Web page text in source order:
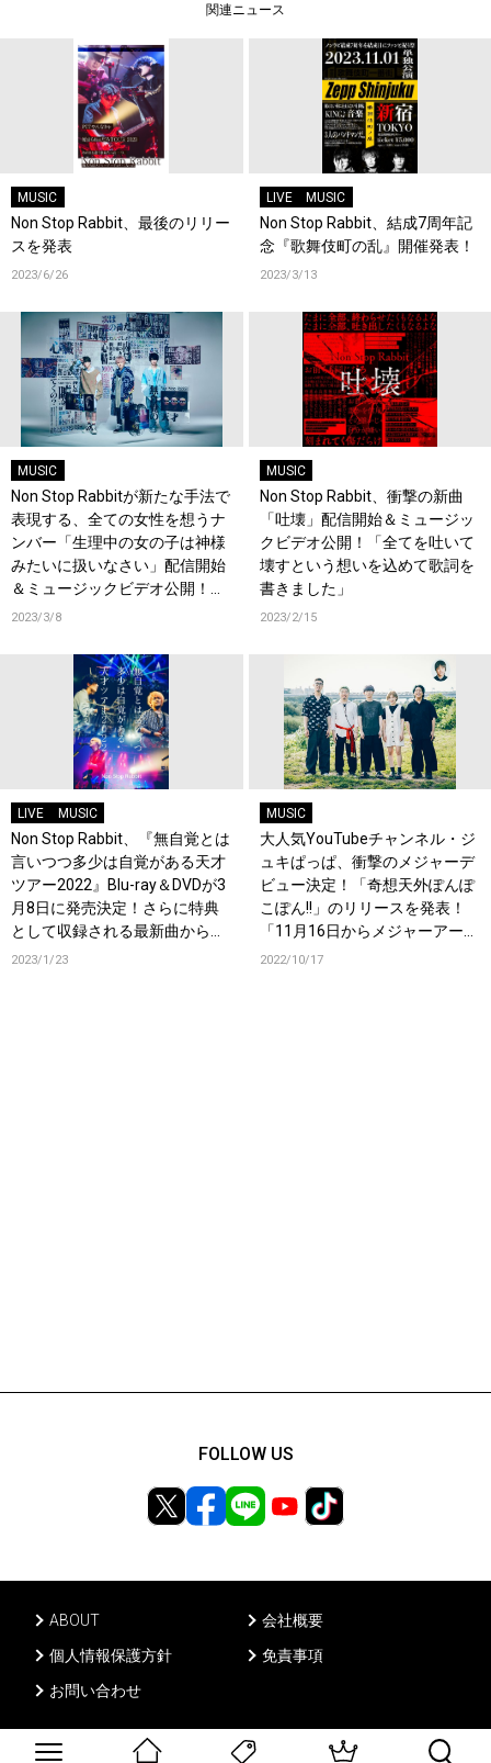
関連ニュース
MUSIC
Non Stop Rabbit、最後のリリー
スを発表
2023/6/26
LIVE MUSIC
Non Stop Rabbit、結成7周年記
念『歌舞伎町の乱』開催発表！
2023/3/13
MUSIC
Non Stop Rabbitが新たな手法で
表現する、全ての女性を想うナ
ンバー「生理中の女の子は神様
みたいに扱いなさい」配信開始
＆ミュージックビデオ公開！
「”はじめてのちゅー”の現代版
2023/3/8
MUSIC
Non Stop Rabbit、衝撃の新曲
「吐壊」配信開始＆ミュージッ
クビデオ公開！「全てを吐いて
壊すという想いを込めて歌詞を
書きました」
2023/2/15
LIVE MUSIC
Non Stop Rabbit、『無自覚とは
言いつつ多少は自覚がある天才
ツアー2022』Blu-ray＆DVDが3
月8日に発売決定！さらに特典
として収録される最新曲から
「吐壊」の先行配信も決定！
2023/1/23
MUSIC
大人気YouTubeチャンネル・ジ
ュキぱっぱ、衝撃のメジャーデ
ビュー決定！「奇想天外ぽんぽ
こぽん!!」のリリースを発表！
「11月16日からメジャーアーテ
ィストになります」
2022/10/17
ABOUT
会社概要
個人情報保護方針
免責事項
お問い合わせ
FOLLOW US